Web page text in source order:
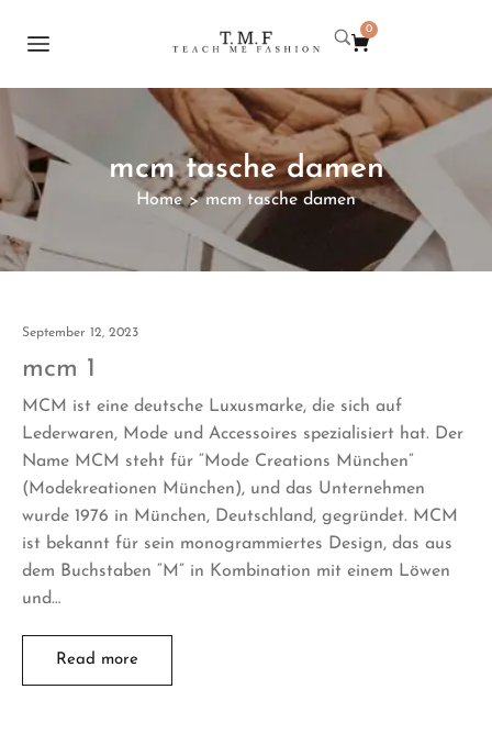
0
mcm tasche damen
Home > mcm tasche damen
September 12, 2023
mcm 1
MCM ist eine deutsche Luxusmarke, die sich auf
Lederwaren, Mode und Accessoires spezialisiert hat. Der
Name MCM steht für “Mode Creations München”
(Modekreationen München), und das Unternehmen
wurde 1976 in München, Deutschland, gegründet. MCM
ist bekannt für sein monogrammiertes Design, das aus
dem Buchstaben “M” in Kombination mit einem Löwen
und…
Read more